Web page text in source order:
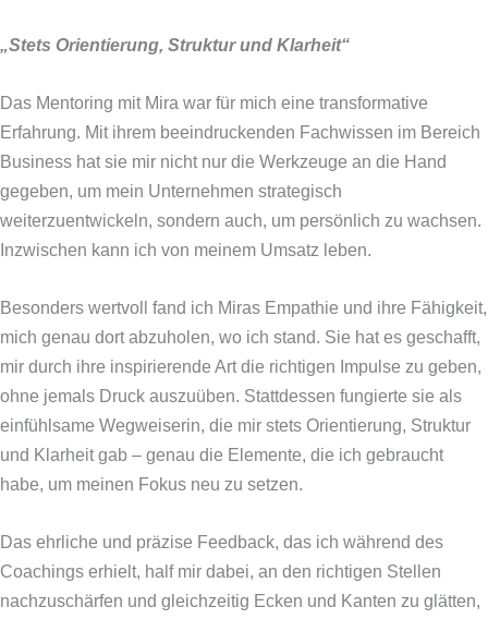
„Stets Orientierung, Struktur und Klarheit“
Das Mentoring mit Mira war für mich eine transformative
Erfahrung. Mit ihrem beeindruckenden Fachwissen im Bereich
Business hat sie mir nicht nur die Werkzeuge an die Hand
gegeben, um mein Unternehmen strategisch
weiterzuentwickeln, sondern auch, um persönlich zu wachsen.
Inzwischen kann ich von meinem Umsatz leben.
Besonders wertvoll fand ich Miras Empathie und ihre Fähigkeit,
mich genau dort abzuholen, wo ich stand. Sie hat es geschafft,
mir durch ihre inspirierende Art die richtigen Impulse zu geben,
ohne jemals Druck auszuüben. Stattdessen fungierte sie als
einfühlsame Wegweiserin, die mir stets Orientierung, Struktur
und Klarheit gab – genau die Elemente, die ich gebraucht
habe, um meinen Fokus neu zu setzen.
Das ehrliche und präzise Feedback, das ich während des
Coachings erhielt, half mir dabei, an den richtigen Stellen
nachzuschärfen und gleichzeitig Ecken und Kanten zu glätten,